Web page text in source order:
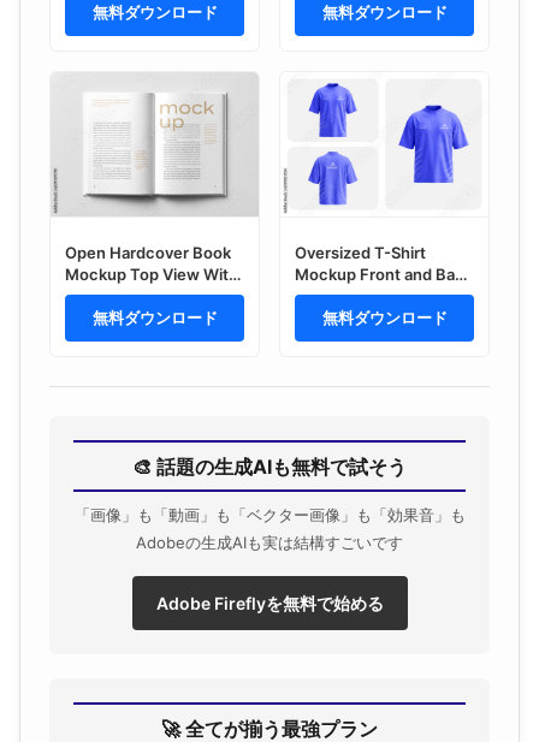
無料ダウンロード 無料ダウンロード
Open Hardcover Book
Mockup Top View With
Two Blank Pages for
Editorial Layout
Presentation
無料ダウンロード
Oversized T-Shirt
Mockup Front and Back
Views
無料ダウンロード
🎨 話題の生成AIも無料で試そう
「画像」も「動画」も「ベクター画像」も「効果音」も
Adobeの生成AIも実は結構すごいです
Adobe Fireflyを無料で始める
🚀 全てが揃う最強プラン